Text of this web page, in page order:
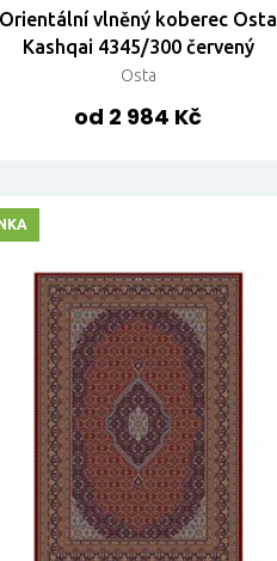
Orientální vlněný koberec Osta
Kashqai 4345/300 červený
Osta
od 2 984 Kč